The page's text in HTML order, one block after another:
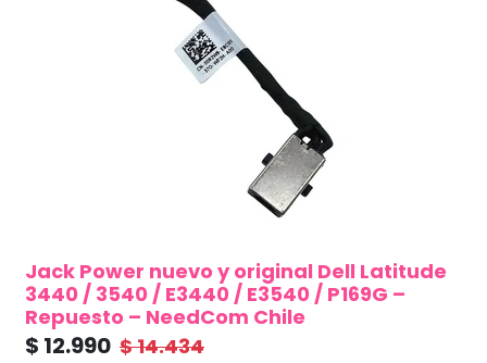
Jack Power nuevo y original Dell Latitude
3440 / 3540 / E3440 / E3540 / P169G –
Repuesto – NeedCom Chile
$ 12.990 $14.434